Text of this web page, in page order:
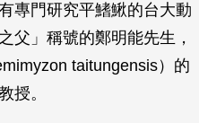
專門研究平鰭鰍的台大動
父」稱號的鄭明能先生，
taitungensis）的
授。